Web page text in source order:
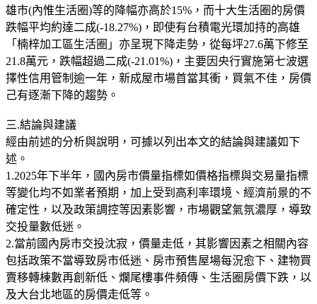
雄市(內惟生活圈)等的降幅亦高於15%，而十大生活圈的房價
跌幅平均約達二成(-18.27%)，即使有台積電光環加持的高雄
「楠梓加工區生活圈」亦呈現下降走勢，從每坪27.6萬下修至
21.8萬元，跌幅超過二成(-21.01%)，主要因央行實施第七波選
擇性信用管制逾一年，新成屋市場首當其衝，買氣不佳，房價
己有逐漸下降的趨勢。
三.結論與建議
經由前述的分析與說明，可據以列出本文的結論與建議如下
述。
1.2025年下半年，國內房市價量指標如價格指標與交易量指標
等變化均不如業者預期，加上受到高利率環境、經濟前景的不
確定性，以及政策調控等因素影響，市場觀望氣氛濃厚，導致
交投量數低迷。
2.當前國內房市交投沈寂，價量走低，其影響因素之相關內容
包括政策不當導致房市低迷、房市預售屋場每況愈下、建物買
賣移轉棟數再創新低、爛尾樓事件頻傳、生活圈房價下跌，以
及大台北地區的房價走低等。